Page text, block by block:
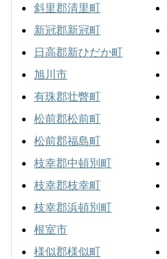
斜里郡清里町
新冠郡新冠町
日高郡新ひだか町
旭川市
有珠郡壮瞥町
松前郡松前町
松前郡福島町
枝幸郡中頓別町
枝幸郡枝幸町
枝幸郡浜頓別町
根室市
様似郡様似町